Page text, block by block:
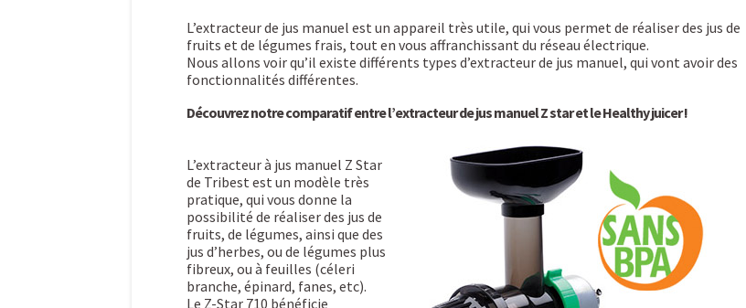
L’extracteur de jus manuel est un appareil très utile, qui vous permet de réaliser des jus de
fruits et de légumes frais, tout en vous affranchissant du réseau électrique.
Nous allons voir qu’il existe différents types d’extracteur de jus manuel, qui vont avoir des
fonctionnalités différentes.
Découvrez notre comparatif entre l’extracteur de jus manuel Z star et le Healthy juicer !
L’extracteur à jus manuel Z Star
de Tribest est un modèle très
pratique, qui vous donne la
possibilité de réaliser des jus de
fruits, de légumes, ainsi que des
jus d’herbes, ou de légumes plus
fibreux, ou à feuilles (céleri
branche, épinard, fanes, etc).
Le Z-Star 710 bénéficie